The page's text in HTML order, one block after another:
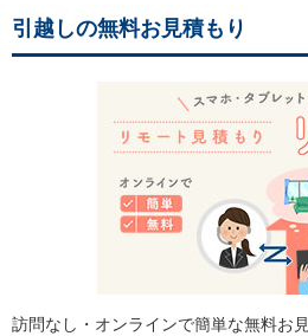
引越しの無料お見積もり
訪問なし・オンラインで簡単な無料お